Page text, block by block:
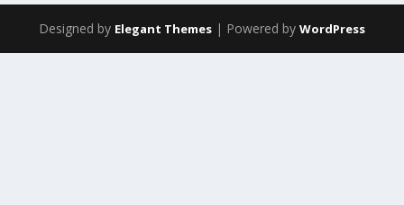
Designed by Elegant Themes | Powered by WordPress